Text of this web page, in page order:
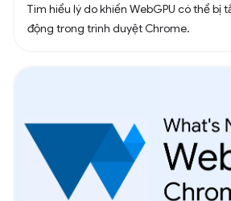
Tìm hiểu lý do khiến WebGPU có thể bị
động trong trình duyệt Chrome.